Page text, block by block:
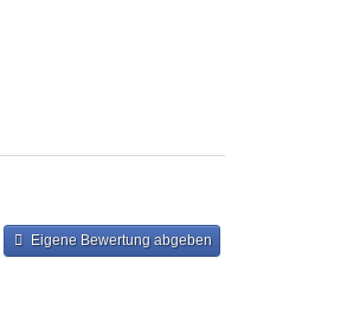
Eigene Bewertung abgeben